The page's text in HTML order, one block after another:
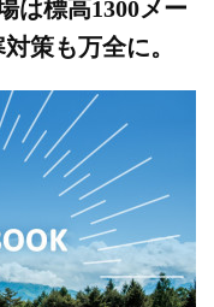
は標高1300メー
策も万全に。